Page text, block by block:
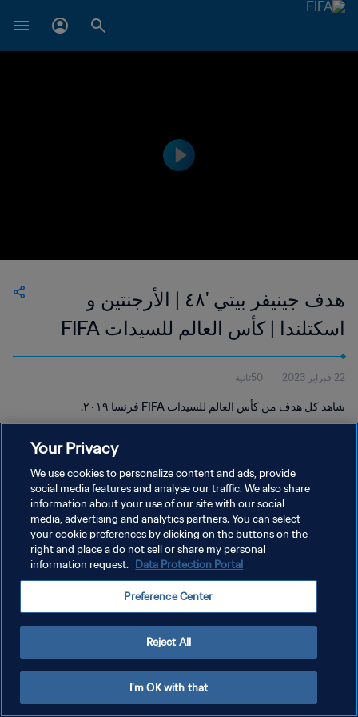
هدف جينيفر بيتي '٤٨ | الأرجنتين و
اسكتلندا | كأس العالم للسيدات FIFA
فرنسا ٢٠١٩
22 فبراير 2023 50ثانية
شاهد كل هدف من كأس العالم للسيدات FIFA فرنسا ٢٠١٩.
سياسة الخصوصية
شروط الخدمة
إدارة تفضيلات ملفات تعريف الارتباط
Your Privacy
We use cookies to personalize content and ads, provide
social media features and analyse our traffic. We also share
information about your use of our site with our social
media, advertising and analytics partners. You can select
your cookie preferences by clicking on the buttons on the
right and place a do not sell or share my personal
information request. Data Protection Portal
Preference Center
Reject All
I'm OK with that